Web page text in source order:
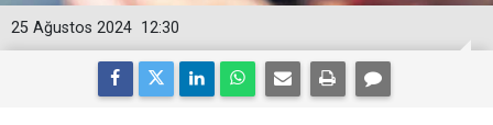
12:30
25 Ağustos 2024